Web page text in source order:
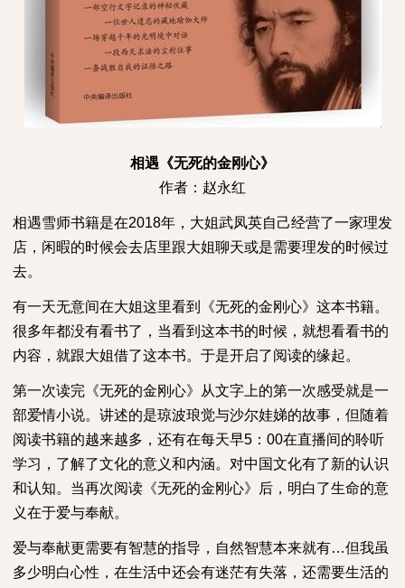
相遇《无死的金刚心》
作者：赵永红
相遇雪师书籍是在2018年，大姐武凤英自己经营了一家理发
店，闲暇的时候会去店里跟大姐聊天或是需要理发的时候过
去。
有一天无意间在大姐这里看到《无死的金刚心》这本书籍。
很多年都没有看书了，当看到这本书的时候，就想看看书的
内容，就跟大姐借了这本书。于是开启了阅读的缘起。
第一次读完《无死的金刚心》从文字上的第一次感受就是一
部爱情小说。讲述的是琼波琅觉与沙尔娃娣的故事，但随着
阅读书籍的越来越多，还有在每天早5 ： 00在直播间的聆听
学习，了解了文化的意义和内涵。对中国文化有了新的认识
和认知。当再次阅读《无死的金刚心》后，明白了生命的意
义在于爱与奉献。
爱与奉献更需要有智慧的指导，自然智慧本来就有…但我虽
多少明白心性，在生活中还会有迷茫有失落，还需要生活的